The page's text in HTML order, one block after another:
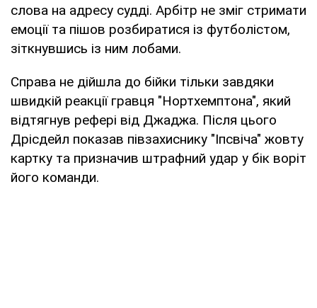
слова на адресу судді. Арбітр не зміг стримати
емоції та пішов розбиратися із футболістом,
зіткнувшись із ним лобами.
Справа не дійшла до бійки тільки завдяки
швидкій реакції гравця "Нортхемптона", який
відтягнув рефері від Джаджа. Після цього
Дрісдейл показав півзахиснику "Іпсвіча" жовту
картку та призначив штрафний удар у бік воріт
його команди.